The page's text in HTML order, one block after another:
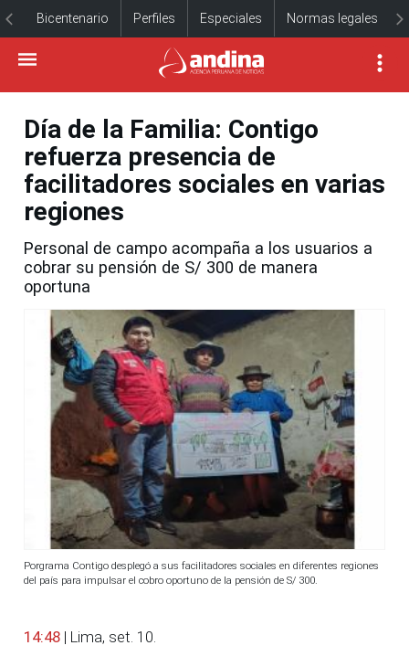
Bicentenario Perfiles Especiales Normas legales
Día de la Familia: Contigo
refuerza presencia de
facilitadores sociales en varias
regiones
Personal de campo acompaña a los usuarios a
cobrar su pensión de S/ 300 de manera
oportuna
Porgrama Contigo desplegó a sus facilitadores sociales en diferentes regiones
del país para impulsar el cobro oportuno de la pensión de S/ 300.
14:48 | Lima, set. 10.